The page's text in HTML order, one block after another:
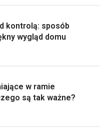
kontrolą: sposób
wygląd domu
w ramie
są tak ważne?